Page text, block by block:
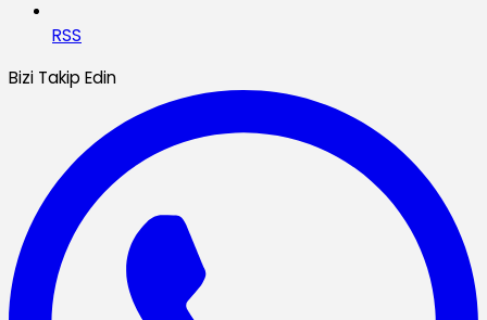
RSS
Bizi Takip Edin